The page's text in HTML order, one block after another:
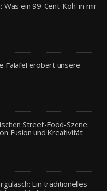
Was ein 99-Cent-Kohl in mir
Falafel erobert unsere
Street-Food-Szene:
Fusion und Kreativität
Ein traditionelles